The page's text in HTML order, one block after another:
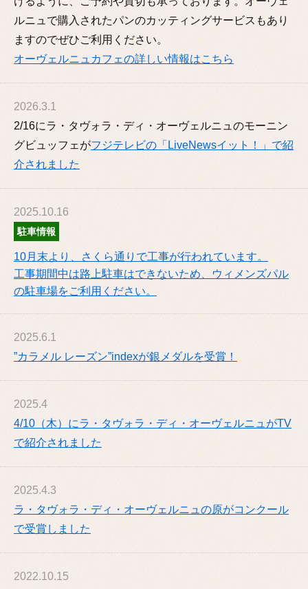
ルニュで購入されたパンのカッティングサービスもあり
ますのでぜひご利用ください。
オーヴェルニュカフェの詳しい情報はこちら
2026.3.1
2/16にラ・タヴォラ・ディ・オーヴェルニュのモーニン
グビュッフェがフジテレビの「LiveNewsイット！」で紹
介されました
2025.10.16
駐車情報
10月末より、さくら通りで工事が行われています。
工事期間中は路上駐車はできないため、ウィメンズパル
の駐車場をご利用ください。
2025.6.1
”カラメル レーズン”indexが銀メダルを受賞！
2025.4
4/10（木）にラ・タヴォラ・ディ・オーヴェルニュがTV
で紹介されました
2025.4.3
ラ・タヴォラ・ディ・オーヴェルニュの原がコンクール
で受賞しました
2022.10.15